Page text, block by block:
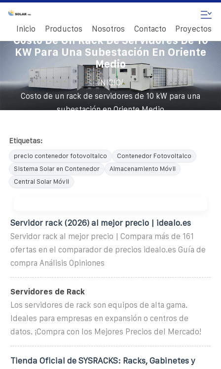
Inicio Productos Nosotros Contacto Proyectos
Costo De Un Rack De Servidores De 10
KW Para Una Subestación En Oriente
Medio
INICIO/
Costo de un rack de servidores de 10 kW para una
subestación en Oriente Medio
Etiquetas:
precio contenedor fotovoltaico
Contenedor Fotovoltaico
Sistema Solar en Contenedor
Almacenamiento Móvil
Central Solar Móvil
Servidor rack (2026) al mejor precio | idealo.es
Servidor rack al mejor precio | Compara más de 161
ofertas en el comparador de precios idealo.es Guía de
compra Análisis Opiniones
Servidores de Rack
Los servidores de rack son equipos de alta gama.
Ideales para empresas en expansión o centros de
datos. ¡Compra con los Mejores Precios del Mercado!
Tienda Oficial de SYSRACKS: Racks, Gabinetes y